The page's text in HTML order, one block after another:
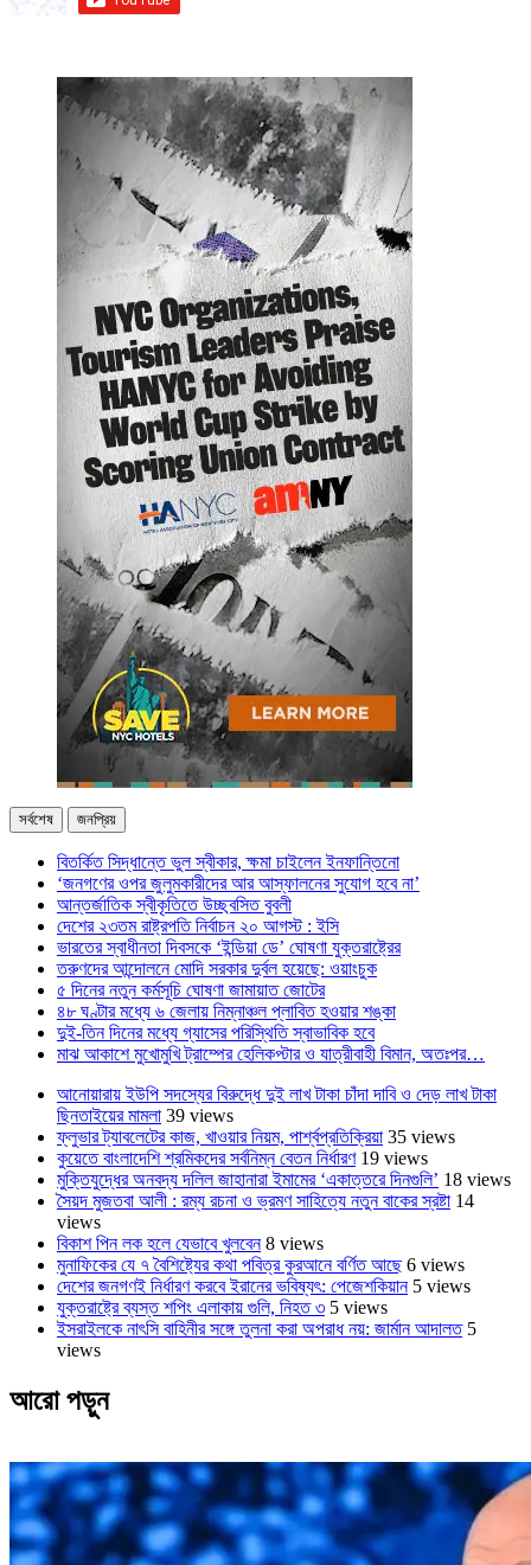
সর্বশেষ জনপ্রিয়
বিতর্কিত সিদ্ধান্তে ভুল স্বীকার, ক্ষমা চাইলেন ইনফান্তিনো
‘জনগণের ওপর জুলুমকারীদের আর আস্ফালনের সুযোগ হবে না’
আন্তর্জাতিক স্বীকৃতিতে উচ্ছ্বসিত বুবলী
দেশের ২৩তম রাষ্ট্রপতি নির্বাচন ২০ আগস্ট : ইসি
ভারতের স্বাধীনতা দিবসকে ‘ইন্ডিয়া ডে’ ঘোষণা যুক্তরাষ্ট্রের
তরুণদের আন্দোলনে মোদি সরকার দুর্বল হয়েছে: ওয়াংচুক
৫ দিনের নতুন কর্মসূচি ঘোষণা জামায়াত জোটের
৪৮ ঘণ্টার মধ্যে ৬ জেলায় নিম্নাঞ্চল প্লাবিত হওয়ার শঙ্কা
দুই-তিন দিনের মধ্যে গ্যাসের পরিস্থিতি স্বাভাবিক হবে
মাঝ আকাশে মুখোমুখি ট্রাম্পের হেলিকপ্টার ও যাত্রীবাহী বিমান, অতঃপর…
আনোয়ারায় ইউপি সদস্যের বিরুদ্ধে দুই লাখ টাকা চাঁদা দাবি ও দেড় লাখ টাকা
ছিনতাইয়ের মামলা 39 views
ফ্লুভার ট্যাবলেটের কাজ, খাওয়ার নিয়ম, পার্শ্বপ্রতিক্রিয়া 35 views
কুয়েতে বাংলাদেশি শ্রমিকদের সর্বনিম্ন বেতন নির্ধারণ 19 views
মুক্তিযুদ্ধের অনবদ্য দলিল জাহানারা ইমামের ‘একাত্তরে দিনগুলি’ 18 views
সৈয়দ মুজতবা আলী : রম্য রচনা ও ভ্রমণ সাহিত্যে নতুন বাকের স্রষ্টা 14
views
বিকাশ পিন লক হলে যেভাবে খুলবেন 8 views
মুনাফিকের যে ৭ বৈশিষ্ট্যের কথা পবিত্র কুরআনে বর্ণিত আছে 6 views
দেশের জনগণই নির্ধারণ করবে ইরানের ভবিষ্যৎ: পেজেশকিয়ান 5 views
যুক্তরাষ্ট্রে ব্যস্ত শপিং এলাকায় গুলি, নিহত ৩ 5 views
ইসরাইলকে নাৎসি বাহিনীর সঙ্গে তুলনা করা অপরাধ নয়: জার্মান আদালত 5
views
আরো পড়ুন